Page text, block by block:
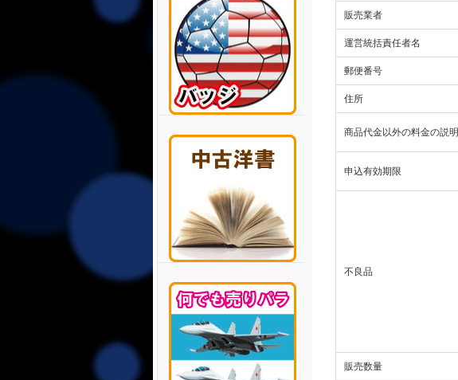
販売業者
運営統括責任者名
郵便番号
住所
商品代金以外の料金の説明
申込有効期限
不良品
販売数量